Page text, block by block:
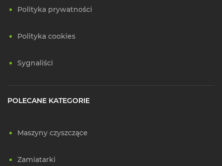
Polityka prywatności
Polityka cookies
Sygnaliści
POLECANE KATEGORIE
Maszyny czyszczące
Zamiatarki